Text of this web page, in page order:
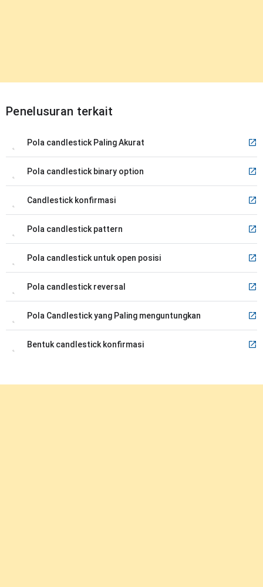
Penelusuran terkait
Pola candlestick Paling Akurat
Pola candlestick binary option
Candlestick konfirmasi
Pola candlestick pattern
Pola candlestick untuk open posisi
Pola candlestick reversal
Pola Candlestick yang Paling menguntungkan
Bentuk candlestick konfirmasi